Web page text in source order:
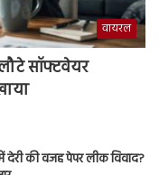
वायरल
सॉफ्टवेयर
की वजह पेपर लीक विवाद?